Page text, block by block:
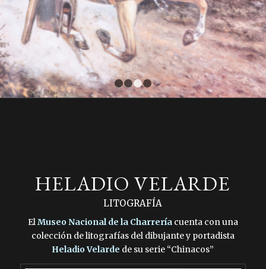
1 2 3 4
HELADIO VELARDE
LITOGRAFÍA
ElMuseo Nacional de la Charreríacuenta con una
colección de litografías del dibujante y portadista
Heladio Velarde de su serie “Chinacos”